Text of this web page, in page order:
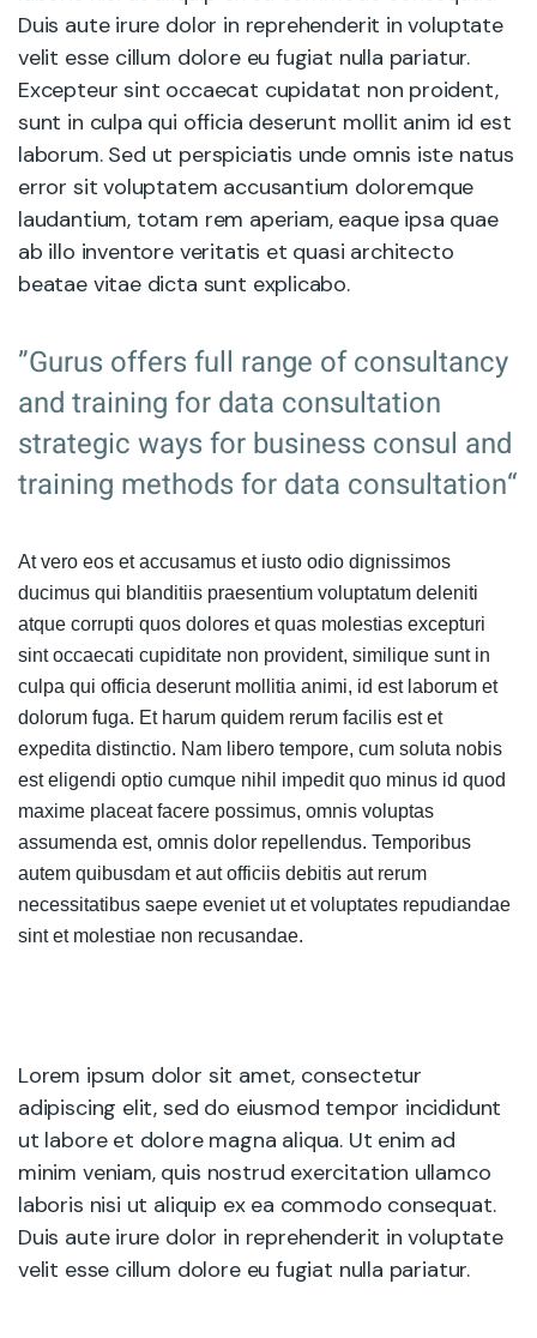
Duis aute irure dolor in reprehenderit in voluptate
velit esse cillum dolore eu fugiat nulla pariatur.
Excepteur sint occaecat cupidatat non proident,
sunt in culpa qui officia deserunt mollit anim id est
laborum. Sed ut perspiciatis unde omnis iste natus
error sit voluptatem accusantium doloremque
laudantium, totam rem aperiam, eaque ipsa quae
ab illo inventore veritatis et quasi architecto
beatae vitae dicta sunt explicabo.
”Gurus offers full range of consultancy
and training for data consultation
strategic ways for business consul and
training methods for data consultation“
At vero eos et accusamus et iusto odio dignissimos
ducimus qui blanditiis praesentium voluptatum deleniti
atque corrupti quos dolores et quas molestias excepturi
sint occaecati cupiditate non provident, similique sunt in
culpa qui officia deserunt mollitia animi, id est laborum et
dolorum fuga. Et harum quidem rerum facilis est et
expedita distinctio. Nam libero tempore, cum soluta nobis
est eligendi optio cumque nihil impedit quo minus id quod
maxime placeat facere possimus, omnis voluptas
assumenda est, omnis dolor repellendus. Temporibus
autem quibusdam et aut officiis debitis aut rerum
necessitatibus saepe eveniet ut et voluptates repudiandae
sint et molestiae non recusandae.
Lorem ipsum dolor sit amet, consectetur
adipiscing elit, sed do eiusmod tempor incididunt
ut labore et dolore magna aliqua. Ut enim ad
minim veniam, quis nostrud exercitation ullamco
laboris nisi ut aliquip ex ea commodo consequat.
Duis aute irure dolor in reprehenderit in voluptate
velit esse cillum dolore eu fugiat nulla pariatur.